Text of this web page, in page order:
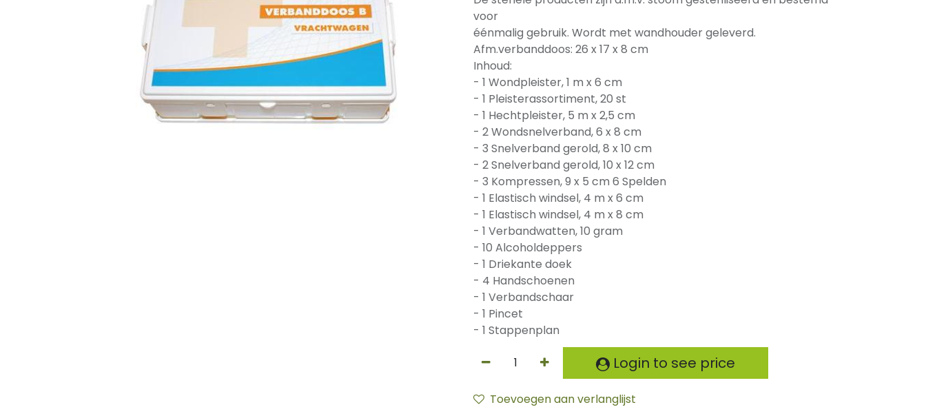
voor
éénmalig gebruik. Wordt met wandhouder geleverd.
Afm.verbanddoos: 26 x 17 x 8 cm
Inhoud:
- 1 Wondpleister, 1 m x 6 cm
- 1 Pleisterassortiment, 20 st
- 1 Hechtpleister, 5 m x 2,5 cm
- 2 Wondsnelverband, 6 x 8 cm
- 3 Snelverband gerold, 8 x 10 cm
- 2 Snelverband gerold, 10 x 12 cm
- 3 Kompressen, 9 x 5 cm 6 Spelden
- 1 Elastisch windsel, 4 m x 6 cm
- 1 Elastisch windsel, 4 m x 8 cm
- 1 Verbandwatten, 10 gram
- 10 Alcoholdeppers
- 1 Driekante doek
- 4 Handschoenen
- 1 Verbandschaar
- 1 Pincet
- 1 Stappenplan
Login to see price
Toevoegen aan verlanglijst